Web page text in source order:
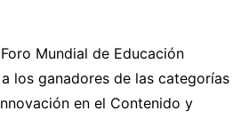
Mundial de Educación
los ganadores de las categorías
en el Contenido y